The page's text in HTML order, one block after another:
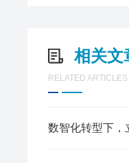
相关文
RELATED ARTICLES